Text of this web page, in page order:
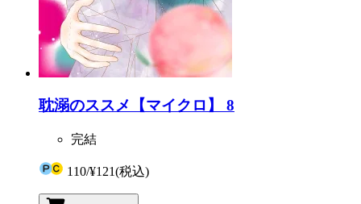
耽溺のススメ【マイクロ】 8
完結
110/¥121(税込)